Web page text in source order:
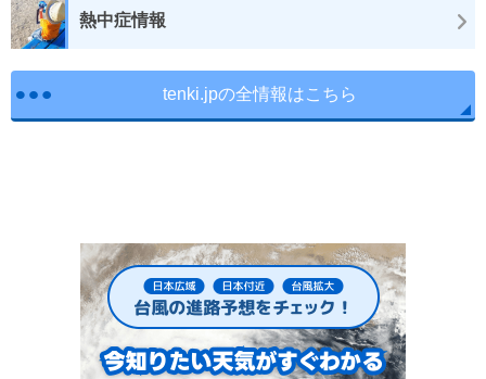
熱中症情報
tenki.jpの全情報はこちら